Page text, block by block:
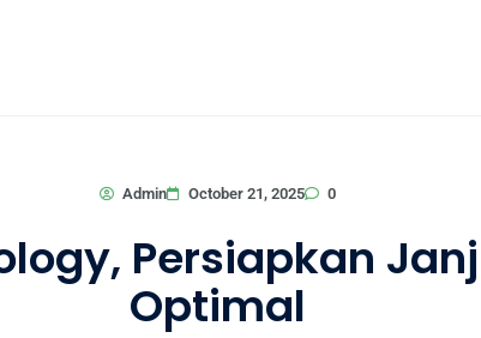
Admin October 21, 2025 0
Persiapkan
Optimal